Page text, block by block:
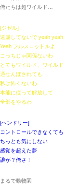
俺たちは超ワイルド…
[ジゼル]
遠慮してないで yeah yeah
Yeah フルスロットルよ
こっちじゃ関係ないわ
とてもワイルド、ワイルド
通せんぼされても
私は怖くないわ
本能に従って解放して
全部をやるわ
[ヘンドリー]
コントロールできなくても
ちっとも気にしない
感覚を超えた夢
誰が？俺さ！
まるで動物園